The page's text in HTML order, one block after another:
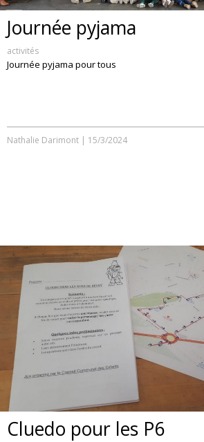
Journée pyjama
activités
Journée pyjama pour tous
Nathalie Darimont | 15/3/2024
Cluedo pour les P6